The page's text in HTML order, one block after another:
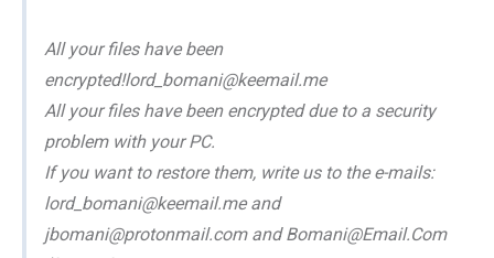
All your files have been
encrypted!lord_bomani@keemail.me
All your files have been encrypted due to a security
problem with your PC.
If you want to restore them, write us to the e-mails:
lord_bomani@keemail.me and
jbomani@protonmail.com and Bomani@Email.Com